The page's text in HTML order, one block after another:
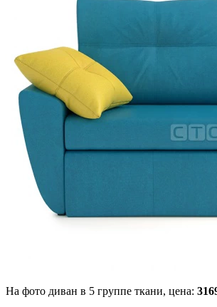
На фото диван в 5 группе ткани, цена: